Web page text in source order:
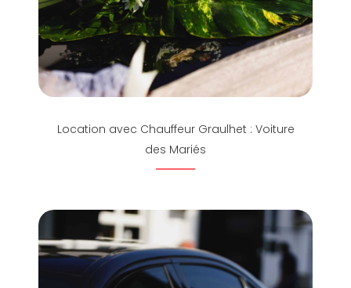
Location avec Chauffeur Graulhet : Voiture
des Mariés